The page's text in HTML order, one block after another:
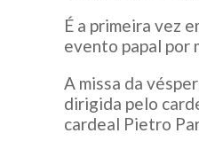
É a primeira vez
evento papal por
A missa da
dirigida pelo
cardeal Pietro